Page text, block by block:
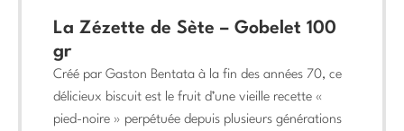
La Zézette de Sète – Gobelet 100
gr
Créé par Gaston Bentata à la fin des années 70, ce
délicieux biscuit est le fruit d’une vieille recette «
pied-noire » perpétuée depuis plusieurs générations